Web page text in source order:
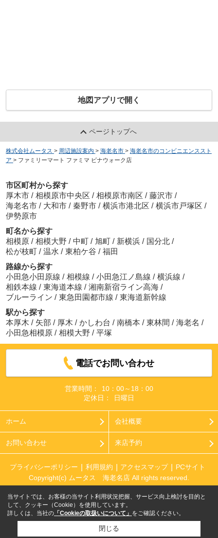
地図アプリで開く
ページトップへ
株式会社ムータス > 周辺施設案内 > 海老名市 > 海老名市のコンビニエンススト
ア > ファミリーマート ファミマ ビナウォーク店
市区町村から探す
厚木市 / 相模原市中央区 / 相模原市南区 / 藤沢市 /
海老名市 / 大和市 / 秦野市 / 横浜市港北区 / 横浜市戸塚区 /
伊勢原市
町名から探す
相模原 / 相模大野 / 中町 / 旭町 / 新横浜 / 国分北 /
松が枝町 / 温水 / 東柏ケ谷 / 福田
路線から探す
小田急小田原線 / 相模線 / 小田急江ノ島線 / 横浜線 /
相鉄本線 / 東海道本線 / 湘南新宿ライン高海 /
ブルーライン / 東急田園都市線 / 東海道新幹線
駅から探す
本厚木 / 矢部 / 厚木 / かしわ台 / 南橋本 / 東林間 / 海老名 /
小田急相模原 / 相模大野 / 平塚
電話でお問い合わせ
営業時間：
10：00～18：00
定休日：
日曜日
ホーム 会社概要
お問い合わせ 来店予約
プライバシーポリシー 利用規約 アクセスマップ
PCサイト
Copyright(c) ムータス 海老名店 All rights reserved.
当サイトでは、お客様の当サイト利用状況把握、サービス向上検討を目的と
して、クッキー（Cookie）を使用しています。
詳しくは、当社の 「Cookieの取扱いについて」 をご確認ください。
閉じる